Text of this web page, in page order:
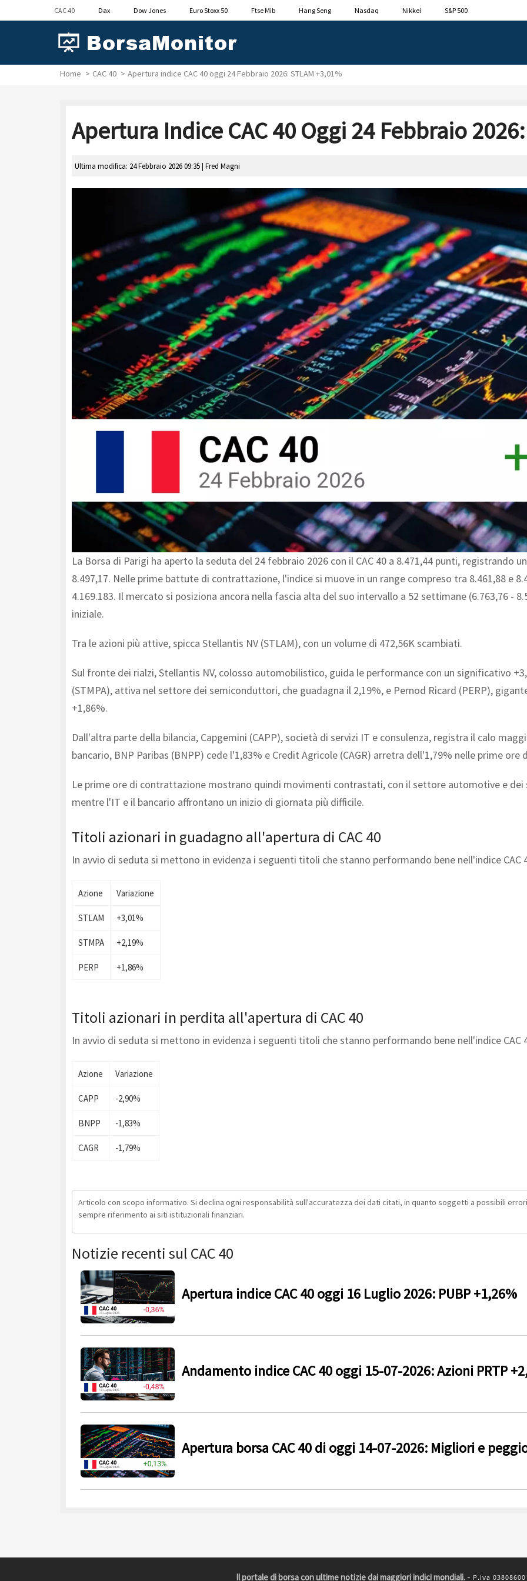
CAC 40 Dax Dow Jones Euro Stoxx 50 Ftse Mib Hang Seng Nasdaq Nikkei S&P 500
Home CAC 40 Apertura indice CAC 40 oggi 24 Febbraio 2026: STLAM +3,01%
Apertura Indice CAC 40 Oggi 24 Febbraio
Ultima modifica: 24 Febbraio 2026 09:35 | Fred Magni
La Borsa di Parigi ha aperto la seduta del 24 febbraio 2026 con il CAC 40 a 8.471,44 punti, registrando
8.497,17. Nelle prime battute di contrattazione, l'indice si muove in un range compreso tra 8.461,88 e
4.169.183. Il mercato si posiziona ancora nella fascia alta del suo intervallo a 52 settimane (6.763,76 -
iniziale.
Tra le azioni più attive, spicca Stellantis NV (STLAM), con un volume di 472,56K scambiati.
Sul fronte dei rialzi, Stellantis NV, colosso automobilistico, guida le performance con un significativo
(STMPA), attiva nel settore dei semiconduttori, che guadagna il 2,19%, e Pernod Ricard (PERP),
+1,86%.
Dall'altra parte della bilancia, Capgemini (CAPP), società di servizi IT e consulenza, registra il calo
bancario, BNP Paribas (BNPP) cede l'1,83% e Credit Agricole (CAGR) arretra dell'1,79% nelle prime ore
Le prime ore di contrattazione mostrano quindi movimenti contrastati, con il settore automotive e
mentre l'IT e il bancario affrontano un inizio di giornata più difficile.
Titoli azionari in guadagno all'apertura di CAC 40
In avvio di seduta si mettono in evidenza i seguenti titoli che stanno performando bene nell'indice CAC
Azione Variazione
STLAM +3,01%
STMPA +2,19%
PERP +1,86%
Titoli azionari in perdita all'apertura di CAC 40
In avvio di seduta si mettono in evidenza i seguenti titoli che stanno performando bene nell'indice CAC
Azione Variazione
CAPP -2,90%
BNPP -1,83%
CAGR -1,79%
Articolo con scopo informativo. Si declina ogni responsabilità sull'accuratezza dei dati citati, in quanto soggetti a possibili
sempre riferimento ai siti istituzionali finanziari.
Notizie recenti sul CAC 40
Apertura indice CAC 40 oggi 16 Luglio 2026: PUBP +1,26%
Andamento indice CAC 40 oggi 15-07-2026: Azioni PRTP
Apertura borsa CAC 40 di oggi 14-07-2026: Migliori e
Il portale di borsa con ultime notizie dai maggiori indici mondiali. -